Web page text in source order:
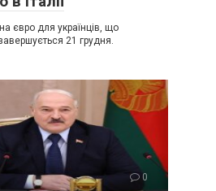
на євро для українців, що
21 грудня.
0